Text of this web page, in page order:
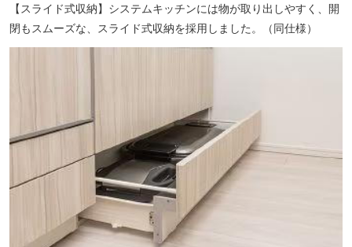
【成増すみれ幼稚園】（徒歩9分／約680m）
【スライド式収納】システムキッチンには物が取り出しやすく、開
閉もスムーズな、スライド式収納を採用しました。（同仕様）